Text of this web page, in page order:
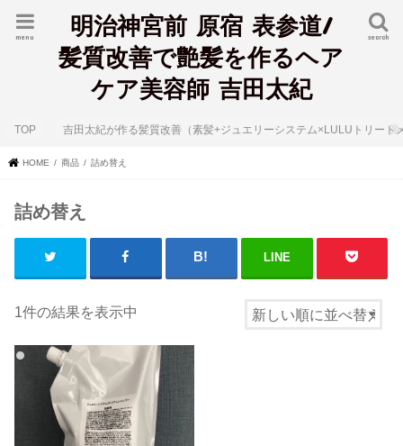
明治神宮前 原宿 表参道/
髪質改善で艶髪を作るヘア
ケア美容師 吉田太紀
search
menu
TOP 吉田太紀が作る髪質改善（素髪+ジュエリーシステム×LULUトリート
HOME 商品 詰め替え
詰め替え
LINE
1件の結果を表示中